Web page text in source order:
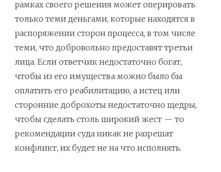
рамках своего решения может оперировать
только теми деньгами, которые находятся в
распоряжении сторон процесса, в том числе
теми, что добровольно предоставят третьи
лица. Если ответчик недостаточно богат,
чтобы из его имущества можно было бы
оплатить его реабилитацию, а истец или
сторонние доброхоты недостаточно щедры,
чтобы сделать столь широкий жест — то
рекомендации суда никак не разрешат
конфликт, их будет не на что исполнять.